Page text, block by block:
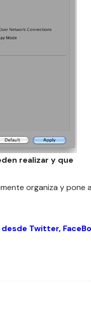
realizar y que
organiza y pone
desde Twitter,